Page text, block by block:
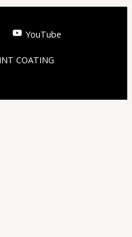
YouTube
COATING